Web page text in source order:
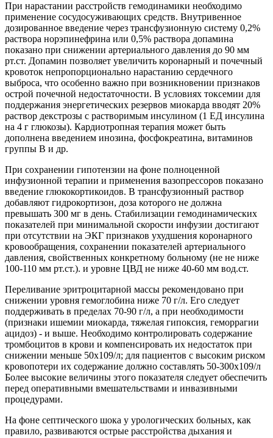
При нарастании расстройств гемодинамики необходимо
применение сосудосуживающих средств. Внутривенное
дозированное введение через трансфузионную систему 0,2%
раствора норэпинефрина или 0,5% раствора допамина
показано при снижении артериального давления до 90 мм
рт.ст. Допамин позволяет увеличить коронарный и почечный
кровоток непропорционально нарастанию сердечного
выброса, что особенно важно при возникновении признаков
острой почечной недостаточности. В условиях токсемии для
поддержания энергетических резервов миокарда вводят 20%
раствор декстрозы с растворимым инсулином (1 ЕД инсулина
на 4 г глюкозы). Кардиотропная терапия может быть
дополнена введением инозина, фосфокреатина, витаминов
группы В и др.
При сохранении гипотензии на фоне полноценной
инфузионной терапии и применения вазопрессоров показано
введение глюкокортикоидов. В трансфузионный раствор
добавляют гидрокортизон, доза которого не должна
превышать 300 мг в день. Стабилизации гемодинамических
показателей при минимальной скорости инфузии достигают
при отсутствии на ЭКГ признаков ухудшения коронарного
кровообращения, сохранении показателей артериального
давления, свойственных конкретному больному (не не ниже
100-110 мм рт.ст.). и уровне ЦВД не ниже 40-60 мм вод.ст.
Переливание эритроцитарной массы рекомендовано при
снижении уровня гемоглобина ниже 70 г/л. Его следует
поддерживать в пределах 70-90 г/л, а при необходимости
(признаки ишемии миокарда, тяжелая гипоксия, геморрагии
ацидоз) - и выше. Необходимо контролировать содержание
тромбоцитов в крови и компенсировать их недостаток при
снижении меньше 50х109/л; для пациентов с высоким риском
кровопотери их содержание должно составлять 50-300х109/л
Более высокие величины этого показателя следует обеспечить
перед оперативными вмешательствами и инвазивными
процедурами.
На фоне септического шока у урологических больных, как
правило, развиваются острые расстройства дыхания и